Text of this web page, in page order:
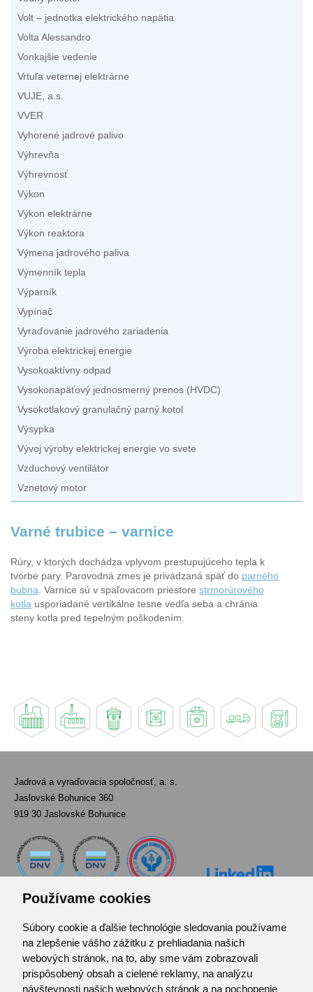
Používame cookies
Súbory cookie a ďalšie technológie sledovania používame
na zlepšenie vášho zážitku z prehliadania našich
webových stránok, na to, aby sme vám zobrazovali
prispôsobený obsah a cielené reklamy, na analýzu
návštevnosti našich webových stránok a na pochopenie
Volt – jednotka elektrického napätia
Volta Alessandro
Vonkajšie vedenie
Vrtuľa veternej elektrárne
VUJE, a.s.
VVER
Vyhorené jadrové palivo
Výhrevňa
Výhrevnosť
Výkon
Výkon elektrárne
Výkon reaktora
Výmena jadrového paliva
Výmenník tepla
Výparník
Vypínač
Vyraďovanie jadrového zariadenia
Výroba elektrickej energie
Vysokoaktívny odpad
Vysokonapäťový jednosmerný prenos (HVDC)
Vysokotlakový granulačný parný kotol
Výsypka
Vývoj výroby elektrickej energie vo svete
Vzduchový ventilátor
Vznetový motor
Varné trubice – varnice
Rúry, v ktorých dochádza vplyvom prestupujúceho tepla k
tvorbe pary. Parovodná zmes je privádzaná späť do parného
bubna . Varnice sú v spaľovacom priestore strmorúrového
kotla usporiadané vertikálne tesne vedľa seba a chránia
steny kotla pred tepelným poškodením.
Jadrová a vyraďovacia spoločnosť, a. s.
Jaslovské Bohunice 360
919 30 Jaslovské Bohunice
Kontakt
Pozvánka do infocentra
Zoznam použitých skratiek